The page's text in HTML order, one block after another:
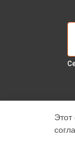
Этот